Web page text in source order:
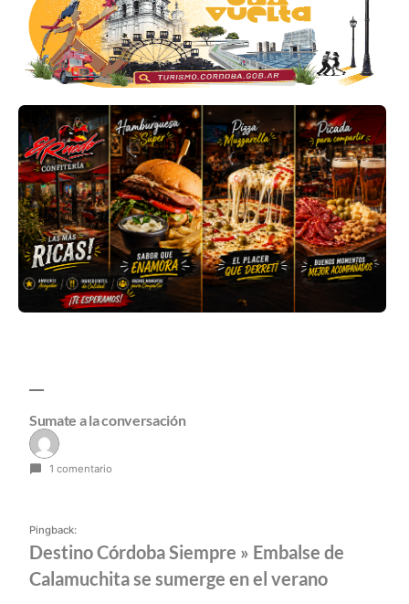
Sumate a la conversación
1 comentario
Pingback:
Destino Córdoba Siempre » Embalse de
Calamuchita se sumerge en el verano